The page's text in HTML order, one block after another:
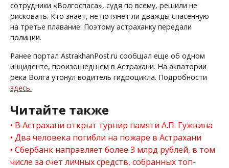
сотрудники «Волгоспаса», судя по всему, решили не
рисковать. Кто знает, не потянет ли дважды спасенную
на третье плавание. Поэтому астраханку передали
полиции.
Ранее портал AstrakhanPost.ru сообщал еще об одном
инциденте, произошедшем в Астрахани. На акватории
река Волга утонул водитель гидроцикла. Подробности
здесь.
Читайте также
В Астрахани открыт турнир памяти А.П. Гужвина
Два человека погибли на пожаре в Астрахани
Сбербанк направляет более 3 млрд рублей, в том
числе за счет личных средств, собранных топ-